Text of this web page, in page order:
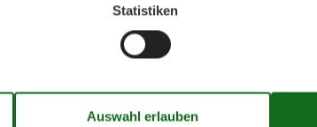
Blick auf die Landschaft
Statistiken